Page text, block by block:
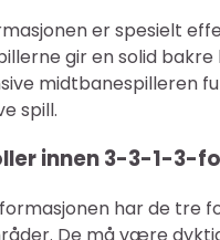
er spesielt
gir en solid
midtbanespilleren
spill.
innen 3-3-1-3-
har de tre